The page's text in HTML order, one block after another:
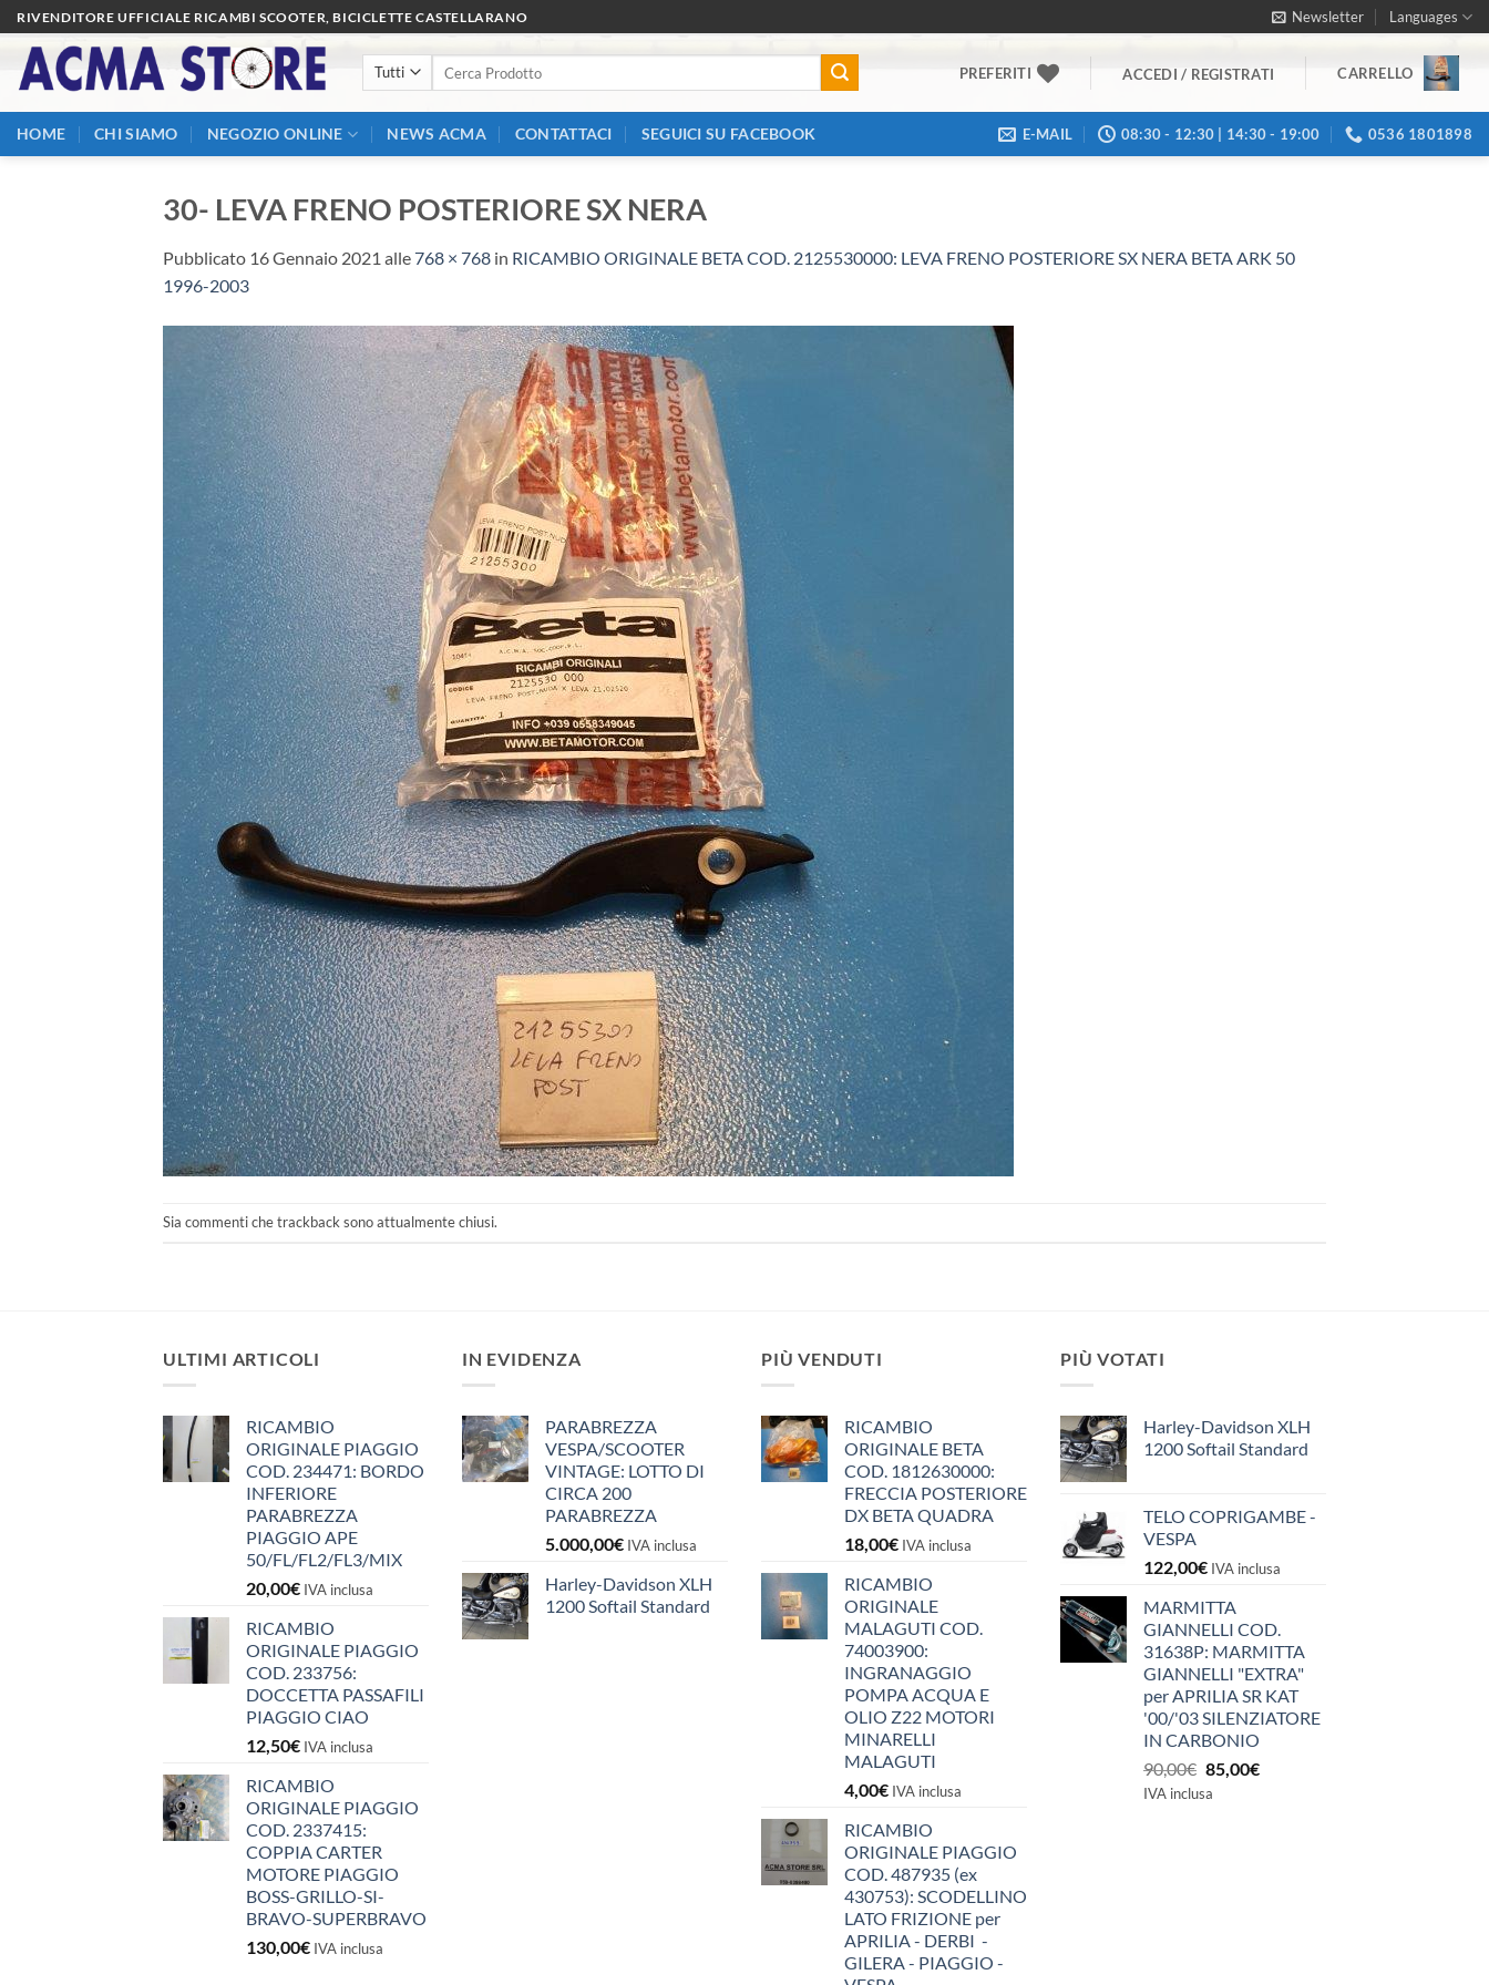
Salta
ai
contenuti
RIVENDITORE UFFICIALE RICAMBI SCOOTER, BICICLETTE CASTELLARANO Newsletter Languages
PREFERITI ACCEDI / REGISTRATI CARRELLO
HOME CHI SIAMO NEGOZIO ONLINE NEWS ACMA CONTATTACI SEGUICI SU FACEBOOK E-MAIL 08:30 - 12:30 | 14:30 - 19:00 0536 1801898
30- LEVA FRENO POSTERIORE SX NERA
Pubblicato 16 Gennaio 2021 alle768 × 768 in RICAMBIO ORIGINALE BETA COD. 2125530000: LEVA FRENO POSTERIORE SX NERA BETA ARK 50
1996-2003
Sia commenti che trackback sono attualmente chiusi.
ULTIMI ARTICOLI
RICAMBIO
ORIGINALE PIAGGIO
COD. 234471: BORDO
INFERIORE
PARABREZZA
PIAGGIO APE
50/FL/FL2/FL3/MIX
20,00€ IVA inclusa
RICAMBIO
ORIGINALE PIAGGIO
COD. 233756:
DOCCETTA PASSAFILI
PIAGGIO CIAO
12,50€ IVA inclusa
RICAMBIO
ORIGINALE PIAGGIO
COD. 2337415:
COPPIA CARTER
MOTORE PIAGGIO
BOSS-GRILLO-SI-
BRAVO-SUPERBRAVO
130,00€ IVA inclusa
IN EVIDENZA
PARABREZZA
VESPA/SCOOTER
VINTAGE: LOTTO DI
CIRCA 200
PARABREZZA
5.000,00€ IVA inclusa
Harley-Davidson XLH
1200 Softail Standard
PIÙ VENDUTI
RICAMBIO
ORIGINALE BETA
COD. 1812630000:
FRECCIA POSTERIORE
DX BETA QUADRA
18,00€ IVA inclusa
RICAMBIO
ORIGINALE
MALAGUTI COD.
74003900:
INGRANAGGIO
POMPA ACQUA E
OLIO Z22 MOTORI
MINARELLI
MALAGUTI
4,00€ IVA inclusa
RICAMBIO
ORIGINALE PIAGGIO
COD. 487935 (ex
430753): SCODELLINO
LATO FRIZIONE per
APRILIA - DERBI -
GILERA - PIAGGIO -
PIÙ VOTATI
Harley-Davidson XLH
1200 Softail Standard
TELO COPRIGAMBE -
VESPA
122,00€ IVA inclusa
MARMITTA
GIANNELLI COD.
31638P: MARMITTA
GIANNELLI "EXTRA"
per APRILIA SR KAT
'00/'03 SILENZIATORE
IN CARBONIO
90,00€ Il
prezzo
85,00€Il
IVA inclusa